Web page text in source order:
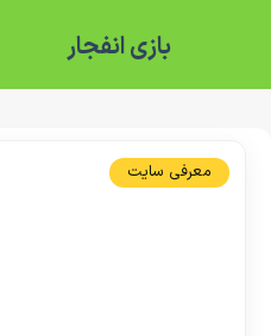
بازی انفجار
معرفی سایت